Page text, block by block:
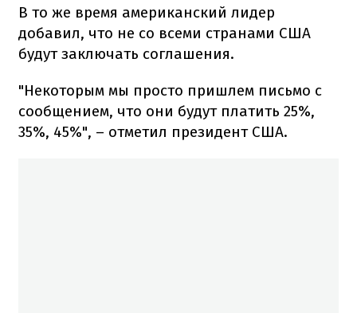
В то же время американский лидер
добавил, что не со всеми странами США
будут заключать соглашения.
"Некоторым мы просто пришлем письмо с
сообщением, что они будут платить 25%,
35%, 45%", – отметил президент США.